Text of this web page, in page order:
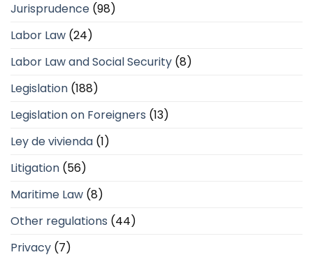
Jurisprudence (98)
Labor Law (24)
Labor Law and Social Security (8)
Legislation (188)
Legislation on Foreigners (13)
Ley de vivienda (1)
Litigation (56)
Maritime Law (8)
Other regulations (44)
Privacy (7)